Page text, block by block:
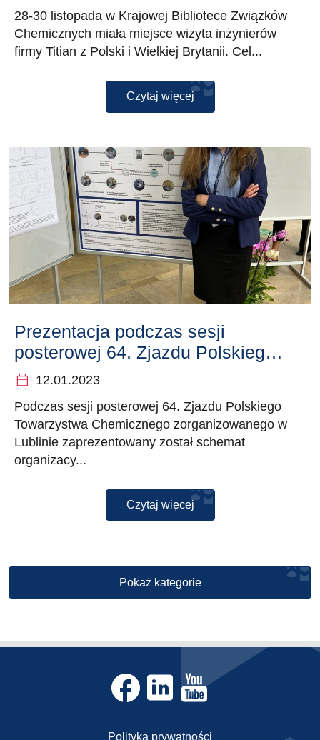
28-30 listopada w Krajowej Bibliotece Związków
Chemicznych miała miejsce wizyta inżynierów
firmy Titian z Polski i Wielkiej Brytanii. Cel...
Czytaj więcej
Prezentacja podczas sesji
posterowej 64. Zjazdu Polskiego
Towarzystwa Chemicznego
calendar_today 12.01.2023
Podczas sesji posterowej 64. Zjazdu Polskiego
Towarzystwa Chemicznego zorganizowanego w
Lublinie zaprezentowany został schemat
organizacy...
Czytaj więcej
Pokaż kategorie
Polityka prywatności